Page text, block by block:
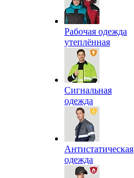
Рабочая одежда
утеплённая
Сигнальная
одежда
Антистатическая
одежда